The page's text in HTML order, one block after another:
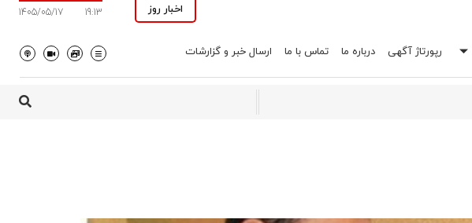
اخبار روز 19:13
1405/05/17
رپورتاژ آگهی درباره ما تماس با ما ارسال خبر و گزارشات